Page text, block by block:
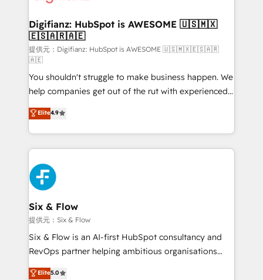
framework, meaning we've been accredited by
HubSpot and vetted by the CCS, which means we
can support public sector companies as well the
other ones listed in our profile. Our services: -
HubSpot implementation - HubSpot CMS website
build We can do lots of things. But everything we do
is there for you to: - Grow revenue, and run your
business more efficiently - Build stronger
relationships with customers - Make better
decisions with data - Find a new voice and reach
more people - Get the most out of your HubSpot
investment
Digifianz: HubSpot is AWESOME 🇺🇸🇲🇽
🇪🇸🇦🇷🇦🇪
提供元：Digifianz: HubSpot is AWESOME 🇺🇸🇲🇽🇪🇸🇦🇷
🇦🇪
You shouldn't struggle to make business happen. We
help companies get out of the rut with experienced,
process-oriented teams implementing HubSpot
Marketing, Sales, Service, CMS and Operations Hub,
so selling and actually engaging with your customers
feels easy and pain-free. We are a top ranked
HubSpot Elite Partner, winner of Rookie of the Year
and Customer First Awards, 4.9/5 rating in HubSpot
Reviews and 4.9/5 rating in Clutch Reviews. Digifianz
helps the following industries: logistics & 3PL, home
improvement & construction, branding and
commercialization, real estate, health, education,
SaaS, Software Dev & IT and consulting, make the
the United States, EU, UAE, Mexico and Latin
Elite4.9
Six & Flow
提供元：Six & Flow
Six & Flow is an AI-first HubSpot consultancy and
RevOps partner helping ambitious organisations
grow with clarity, confidence, and intelligence.
Elite5.0